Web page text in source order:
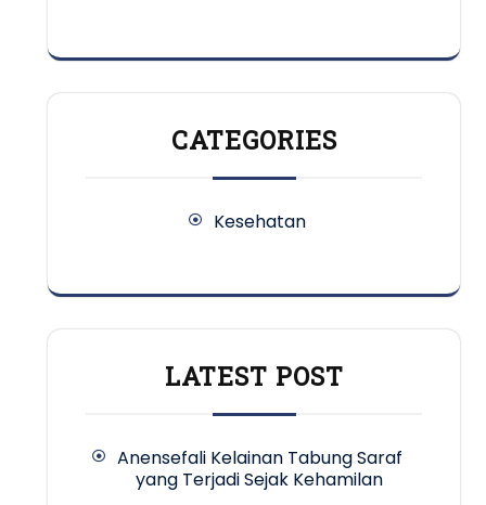
CATEGORIES
Kesehatan
LATEST POST
Anensefali Kelainan Tabung Saraf
yang Terjadi Sejak Kehamilan